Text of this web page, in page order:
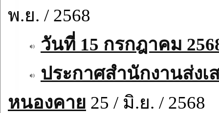
พ.ย. / 2568
วันที่ 15 กรกฎาคม
ประกาศสำนักงานส่งเ
หนองคาย 25 / มิ.ย. / 2568